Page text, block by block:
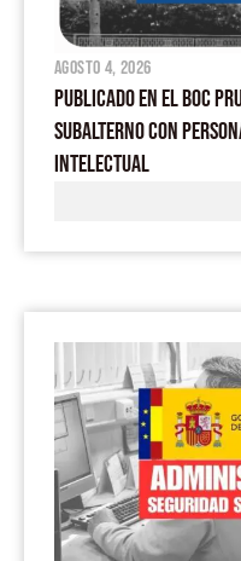
agosto 4, 2026
PUBLICADO EN EL BOC
SUBALTERNO CON
INTELECTUAL